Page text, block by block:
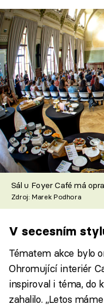
Sál u Foyer Café má
Zdroj: Marek Podhora
V secesním
Tématem akce bylo
Ohromující interiér
inspiroval i téma, do
zahalilo. „Letos